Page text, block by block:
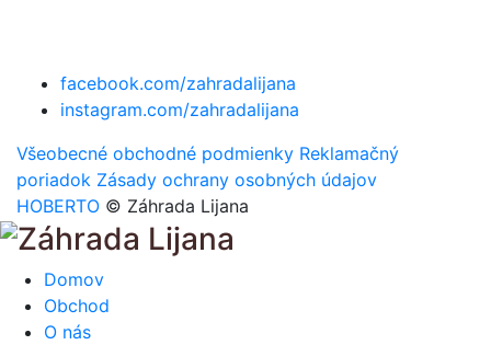
facebook.com/zahradalijana
instagram.com/zahradalijana
Všeobecné obchodné podmienky Reklamačný
poriadok Zásady ochrany osobných údajov
HOBERTO © Záhrada Lijana
Domov
Obchod
O nás